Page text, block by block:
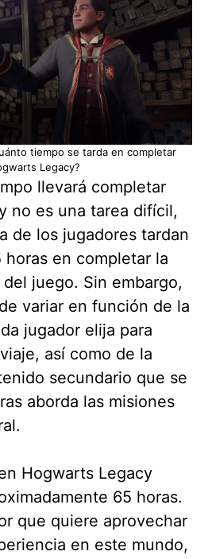
tiempo se tarda en completar
Legacy?
llevará completar
no es una tarea difícil,
de los jugadores tardan
horas en completar la
juego. Sin embargo,
variar en función de la
jugador elija para
así como de la
secundario que se
aborda las misiones
Hogwarts Legacy
65 horas.
que quiere aprovechar
en este mundo,